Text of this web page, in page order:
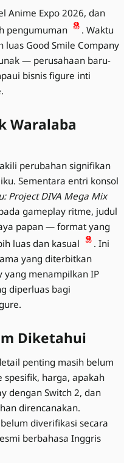
Anime Expo 2026, dan
pengumuman
. Waktu
Good Smile Company
— perusahaan baru-
bisnis figure inti
Waralaba
perubahan signifikan
Sementara entri konsol
Project DIVA Mega Mix
gameplay ritme, judul
papan — format yang
luas dan kasual
. Ini
yang diterbitkan
yang menampilkan IP
diperluas bagi
Diketahui
penting masih belum
harga, apakah
dengan Switch 2, dan
direncanakan.
diverifikasi secara
berbahasa Inggris